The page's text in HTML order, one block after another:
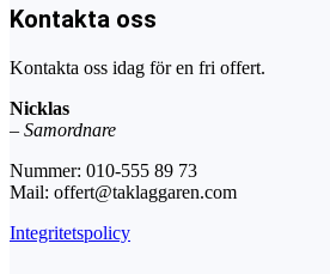
Kontakta oss
Kontakta oss idag för en fri offert.
Nicklas
– Samordnare
Nummer: 010-555 89 73
Mail: offert@taklaggaren.com
Integritetspolicy